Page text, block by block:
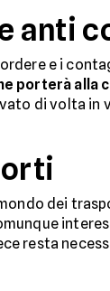
anti
e i
porterà alla
di volta in
dei
resta